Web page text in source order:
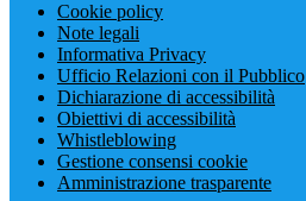
Cookie policy
Note legali
Informativa Privacy
Ufficio Relazioni con il Pubblico
Dichiarazione di accessibilità
Obiettivi di accessibilità
Whistleblowing
Gestione consensi cookie
Amministrazione trasparente